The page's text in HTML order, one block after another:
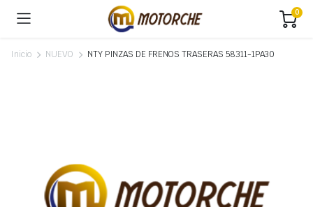
0
Inicio NUEVO NTY PINZAS DE FRENOS TRASERAS 58311-1PA30